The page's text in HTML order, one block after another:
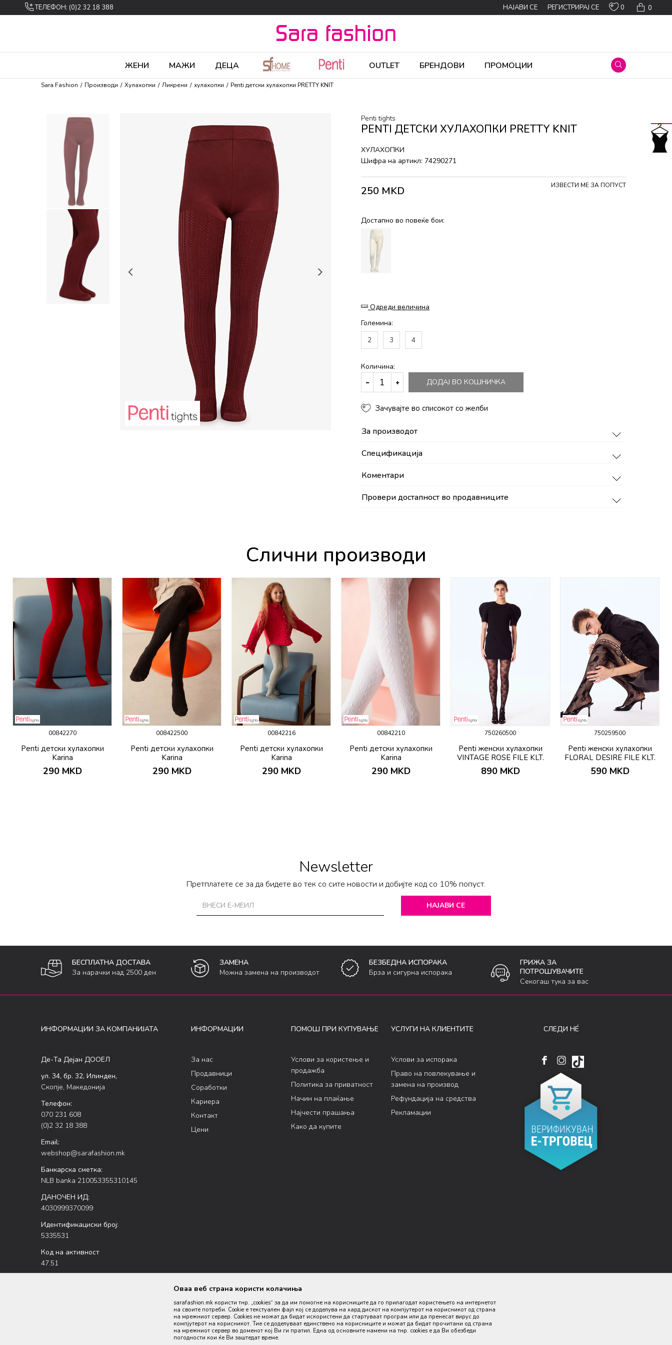
ТЕЛЕФОН: (0)2 32 18 388 0
0
НАЈАВИ СЕ РЕГИСТРИРАЈ СЕ
ЖЕНИ МАЖИ ДЕЦА OUTLET БРЕНДОВИ ПРОМОЦИИ
Sara Fashion Производи Хулахопки Ликрени хулахопки Penti детски хулахопки PRETTY KNIT
Penti tights
PENTI ДЕТСКИ ХУЛАХОПКИ PRETTY KNIT
ХУЛАХОПКИ
Шифра на артикл: 74290271
250 MKD ИЗВЕСТИ МЕ ЗА ПОПУСТ
Достапно во повеќе бои:
Одреди величина
Големина:
2
3 4
Количина:
ДОДАЈ ВО КОШНИЧКА
Зачувајте во списокот со желби
За производот
Спецификација
Коментари
Провери достапност во продавниците
Слични производи
00842270
Penti детски хулахопки
Karina
290 MKD
008422500
Penti детски хулахопки
Karina
290 MKD
00842216
Penti детски хулахопки
Karina
290 MKD
00842210
Penti детски хулахопки
Karina
290 MKD
750260500
Penti женски хулахопки
VINTAGE ROSE FILE KLT.
890 MKD
750259500
Penti женски хулахопки
FLORAL DESIRE FILE KLT.
590 MKD
Newsletter
Претплатете се за да бидете во тек со сите новости и добијте код со 10% попуст.
НАЈАВИ СЕ
БЕСПЛАТНА ДОСТАВА
За нарачки над 2500 ден
ЗАМЕНА
Можна замена на производот
БЕЗБЕДНА ИСПОРАКА
Брза и сигурна испорака
ГРИЖА ЗА
ПОТРОШУВАЧИТЕ
Секогаш тука за вас
ИНФОРМАЦИИ ЗА КОМПАНИЈАТА
Де-Та Дејан ДООЕЛ
ул. 34, бр. 32, Илинден,
Скопје, Македонија
Телефон:
070 231 608
(0)2 32 18 388
Email:
webshop@sarafashion.mk
Банкарска сметка:
NLB banka 210053355310145
ДАНОЧЕН ИД:
4030999370099
Идентификациски број:
5335531
Код на активност
47.51
ИНФОРМАЦИИ
За нас
Продавници
Соработки
Кариера
Контакт
Цени
ПОМОШ ПРИ КУПУВАЊЕ
Услови за користење и
продажба
Политика за приватност
Начин на плаќање
Најчести прашања
Како да купите
УСЛУГИ НА КЛИЕНТИТЕ
Услови за испорака
Право на повлекување и
замена на производ
Рефундација на средства
Рекламации
СЛЕДИ НÉ
Настојуваме да бидеме што попрецизни во описот на производите, прикажување на слики и цени, но не можеме да гарантираме дека сите информации се комплетни и без грешка. Сите
Оваа веб страна користи колачиња
sarafashion.mk користи тнр. „cookies“ за да им помогне на корисниците да го прилагодат користењето на интернетот
на своите потреби. Cookie е текстуален фајл кој се доделува на хард дискот на компјутерот на корисникот од страна
на мрежниот сервер. Cookies не можат да бидат искористени да стартуваат програм или да пренесат вирус до
компјутерот на корисникот. Тие се доделуваат единствено на корисниците и можат да бидат прочитани од страна
на мрежниот сервер во доменот кој Ви ги пратил. Една од основните намени на тнр. сookies е да Ви обезбеди
погодности кои ќе Ви заштедат време.